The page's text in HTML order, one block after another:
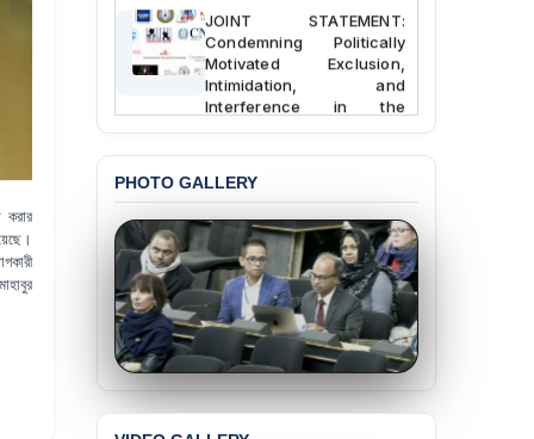
করার
JOINT STATEMENT:
Condemning Politically
Motivated Exclusion,
Intimidation, and
Interference in the
Democratic Governance
of the Legal Profession in
Bangladesh
BANGLADESH ALERT:
Dismissal of Two
University Teachers on
Allegations of
“Blasphemy” — A Gross
Violation of Justice,
Academic Freedom, and
Human Rights
PHOTO GALLERY